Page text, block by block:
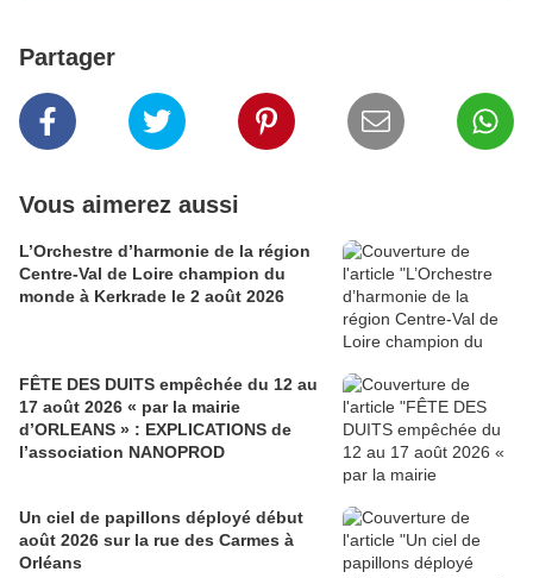
Partager
Vous aimerez aussi
L’Orchestre d’harmonie de la région
Centre-Val de Loire champion du
monde à Kerkrade le 2 août 2026
FÊTE DES DUITS empêchée du 12 au
17 août 2026 « par la mairie
d’ORLEANS » : EXPLICATIONS de
l’association NANOPROD
Un ciel de papillons déployé début
août 2026 sur la rue des Carmes à
Orléans